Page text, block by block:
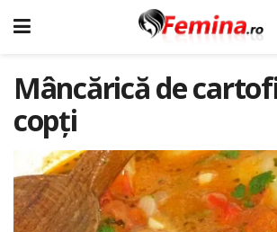
Mâncărică de
copți